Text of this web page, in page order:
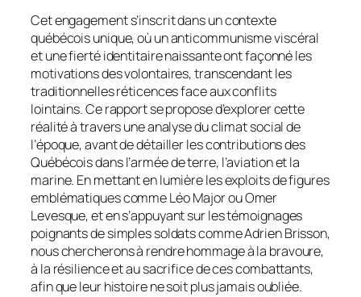
Cet engagement s’inscrit dans un contexte
québécois unique, où un anticommunisme viscéral
et une fierté identitaire naissante ont façonné les
motivations des volontaires, transcendant les
traditionnelles réticences face aux conflits
lointains. Ce rapport se propose d’explorer cette
réalité à travers une analyse du climat social de
l’époque, avant de détailler les contributions des
Québécois dans l’armée de terre, l’aviation et la
marine. En mettant en lumière les exploits de figures
emblématiques comme Léo Major ou Omer
Levesque, et en s’appuyant sur les témoignages
poignants de simples soldats comme Adrien Brisson,
nous chercherons à rendre hommage à la bravoure,
à la résilience et au sacrifice de ces combattants,
afin que leur histoire ne soit plus jamais oubliée.